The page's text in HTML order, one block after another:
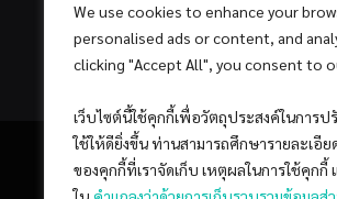
We use cookies to enhance your
personalised ads or content, and
clicking "Accept All", you consent to
เว็บไซต์นี้ใช้คุกกี้เพื่อวัตถุประสงค์ในการ
ใช้ให้ดียิ่งขึ้น ท่านสามารถศึกษารายละเอีย
ของคุกกี้ที่เราจัดเก็บ เหตุผลในการใช้คุกกี้
ด้วยแนวคิดและกระบวนการลงทุนอย่า
Quantitative & Systematic